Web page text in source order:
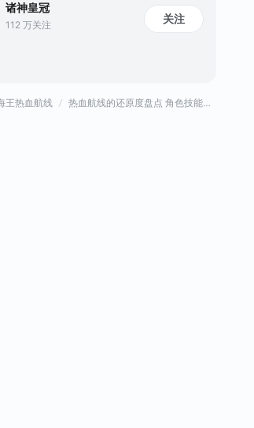
诸神皇冠
112 万关注 关注
王热血航线 热血航线的还原度盘点 角色技能篇 S级